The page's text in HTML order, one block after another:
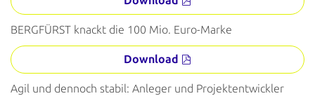
BERGFÜRST knackt die 100 Mio. Euro-Marke
Download
Agil und dennoch stabil: Anleger und Projektentwickler